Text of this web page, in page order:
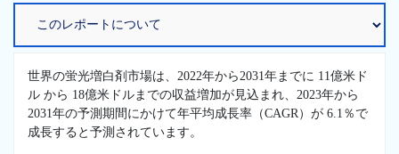
世界の蛍光増白剤市場は、2022年から2031年までに 11億米ド
ル から 18億米ドルまでの収益増加が見込まれ、2023年から
2031年の予測期間にかけて年平均成長率（CAGR）が 6.1％で
成長すると予測されています。